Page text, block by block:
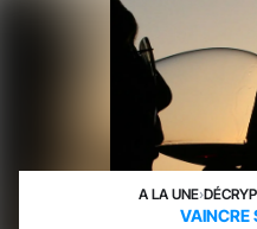
A LA UNE›
VAINCRE